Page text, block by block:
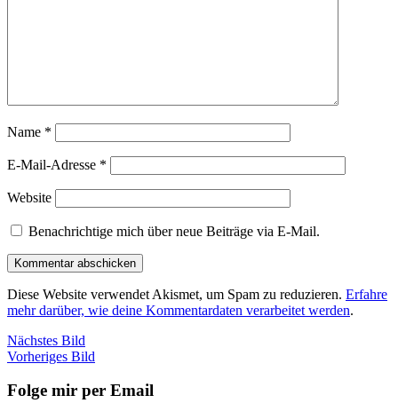
Name *
E-Mail-Adresse *
Website
Benachrichtige mich über neue Beiträge via E-Mail.
Diese Website verwendet Akismet, um Spam zu reduzieren. Erfahre
mehr darüber, wie deine Kommentardaten verarbeitet werden.
Nächstes Bild
Vorheriges Bild
Folge mir per Email